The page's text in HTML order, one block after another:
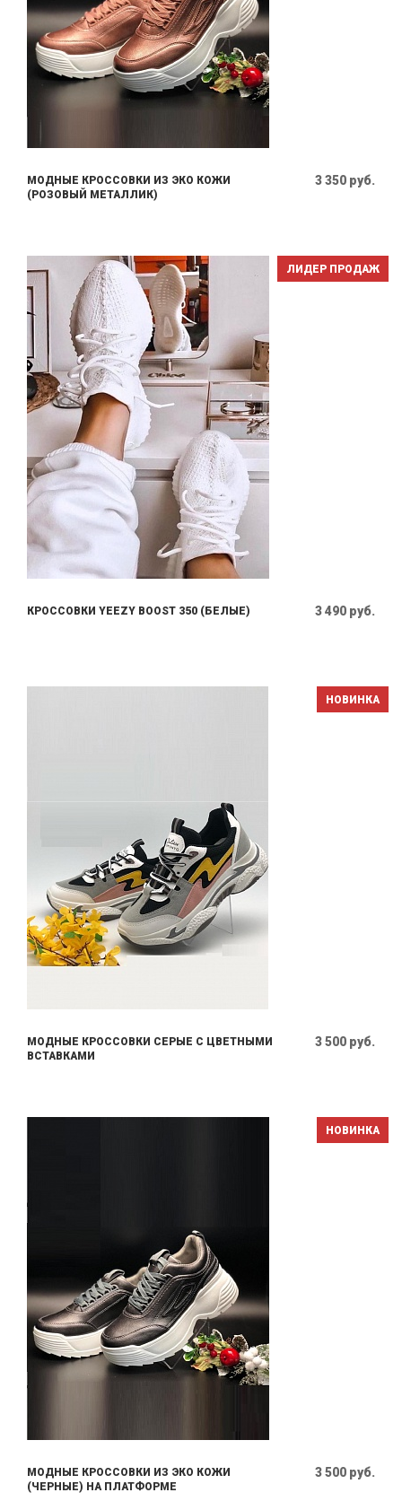
МОДНЫЕ КРОССОВКИ ИЗ ЭКО КОЖИ
(РОЗОВЫЙ МЕТАЛЛИК)
3 350 руб.
ЛИДЕР ПРОДАЖ
КРОССОВКИ YEEZY BOOST 350 (БЕЛЫЕ) 3 490 руб.
НОВИНКА
МОДНЫЕ КРОССОВКИ СЕРЫЕ С ЦВЕТНЫМИ
ВСТАВКАМИ
3 500 руб.
НОВИНКА
МОДНЫЕ КРОССОВКИ ИЗ ЭКО КОЖИ
(ЧЕРНЫЕ) НА ПЛАТФОРМЕ
3 500 руб.